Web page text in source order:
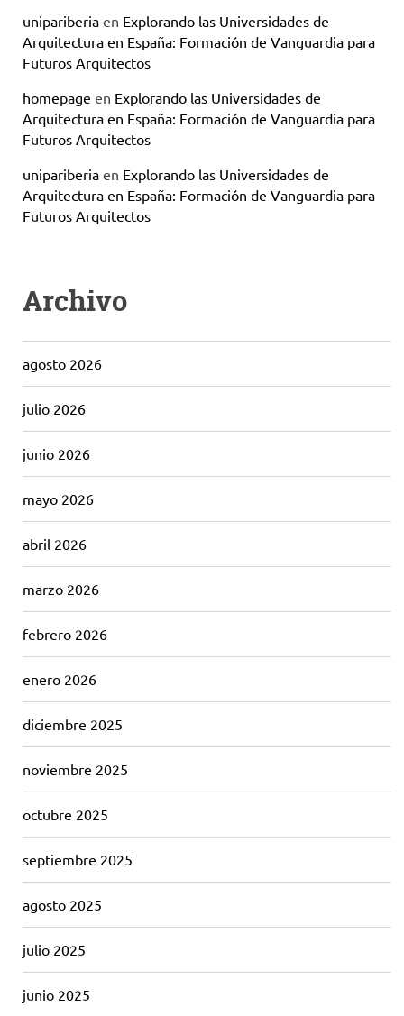
unipariberia en Explorando las Universidades de
Arquitectura en España: Formación de Vanguardia para
Futuros Arquitectos
homepage en Explorando las Universidades de
Arquitectura en España: Formación de Vanguardia para
Futuros Arquitectos
unipariberia en Explorando las Universidades de
Arquitectura en España: Formación de Vanguardia para
Futuros Arquitectos
Archivo
agosto 2026
julio 2026
junio 2026
mayo 2026
abril 2026
marzo 2026
febrero 2026
enero 2026
diciembre 2025
noviembre 2025
octubre 2025
septiembre 2025
agosto 2025
julio 2025
junio 2025